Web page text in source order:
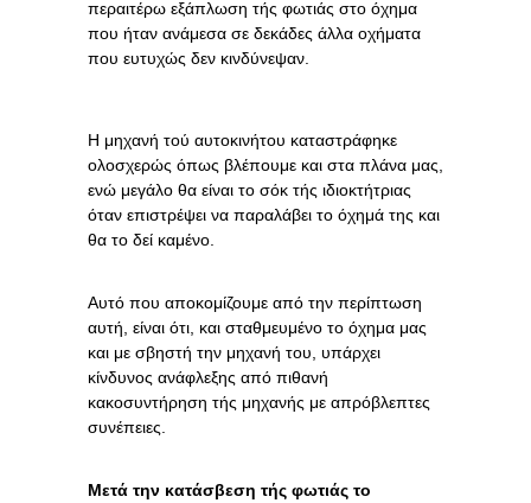
περαιτέρω εξάπλωση τής φωτιάς στο όχημα
που ήταν ανάμεσα σε δεκάδες άλλα οχήματα
που ευτυχώς δεν κινδύνεψαν.
Η μηχανή τού αυτοκινήτου καταστράφηκε
ολοσχερώς όπως βλέπουμε και στα πλάνα μας,
ενώ μεγάλο θα είναι το σόκ τής ιδιοκτήτριας
όταν επιστρέψει να παραλάβει το όχημά της και
θα το δεί καμένο.
Αυτό που αποκομίζουμε από την περίπτωση
αυτή, είναι ότι, και σταθμευμένο το όχημα μας
και με σβηστή την μηχανή του, υπάρχει
κίνδυνος ανάφλεξης από πιθανή
κακοσυντήρηση τής μηχανής με απρόβλεπτες
συνέπειες.
Μετά την κατάσβεση τής φωτιάς το